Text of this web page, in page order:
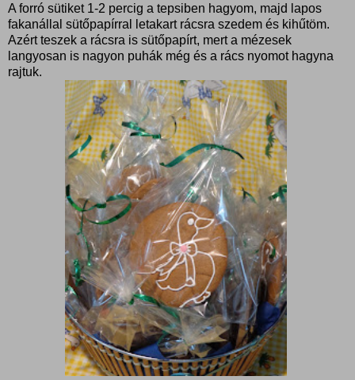
A forró sütiket 1-2 percig a tepsiben hagyom, majd lapos
fakanállal sütőpapírral letakart rácsra szedem és kihűtöm.
Azért teszek a rácsra is sütőpapírt, mert a mézesek
langyosan is nagyon puhák még és a rács nyomot hagyna
rajtuk.